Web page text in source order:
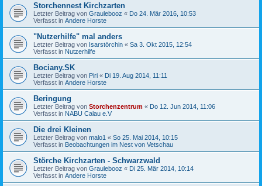
Storchennest Kirchzarten
Letzter Beitrag von Graulebooz « Do 24. Mär 2016, 10:53
Verfasst in Andere Horste
"Nutzerhilfe" mal anders
Letzter Beitrag von Isarstörchin « Sa 3. Okt 2015, 12:54
Verfasst in Nutzerhilfe
Bociany.SK
Letzter Beitrag von Piri « Di 19. Aug 2014, 11:11
Verfasst in Andere Horste
Beringung
Letzter Beitrag von Storchenzentrum « Do 12. Jun 2014, 11:06
Verfasst in NABU Calau e.V
Die drei Kleinen
Letzter Beitrag von malo1 « So 25. Mai 2014, 10:15
Verfasst in Beobachtungen im Nest von Vetschau
Störche Kirchzarten - Schwarzwald
Letzter Beitrag von Graulebooz « Di 25. Mär 2014, 10:14
Verfasst in Andere Horste